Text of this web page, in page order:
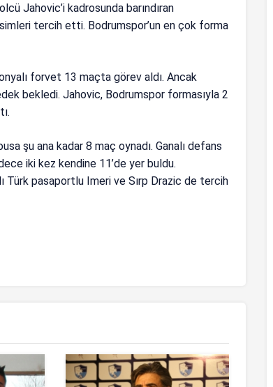
Jahovic’i kadrosunda barındıran
tercih etti. Bodrumspor’un en çok forma
forvet 13 maçta görev aldı. Ancak
bekledi. Jahovic, Bodrumspor formasıyla 2
şu ana kadar 8 maç oynadı. Ganalı defans
iki kez kendine 11’de yer buldu.
Türk pasaportlu Imeri ve Sırp Drazic de tercih